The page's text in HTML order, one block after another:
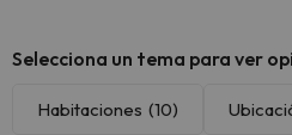
Selecciona un tema para ver
Habitaciones (10)